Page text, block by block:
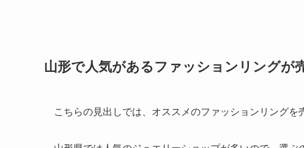
山形で人気があるファッションリングが
こちらの見出しでは、オススメのファッションリングを